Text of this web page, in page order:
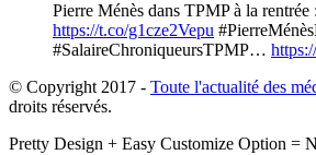
Pierre Ménès dans TPMP à la rentrée
https://t.co/g1cze2Vepu
#SalaireChroniqueursTPMP…
© Copyright 2017 - Toute l'actualité des
droits réservés.
Pretty Design + Easy Customize Option =